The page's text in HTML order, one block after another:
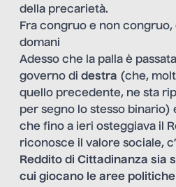
della precarietà.
Fra congruo e non congruo,
domani
Adesso che la palla è
governo di destra (che,
quello precedente, ne sta
per segno lo stesso binario)
che fino a ieri osteggiava il
riconosce il valore sociale,
Reddito di Cittadinanza sia
cui giocano le aree politiche